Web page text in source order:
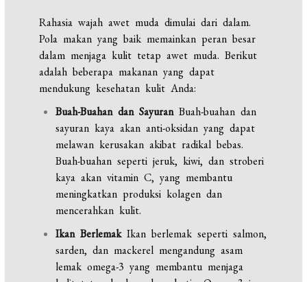
Rahasia wajah awet muda dimulai dari dalam.
Pola makan yang baik memainkan peran besar
dalam menjaga kulit tetap awet muda. Berikut
adalah beberapa makanan yang dapat
mendukung kesehatan kulit Anda:
Buah-Buahan dan SayuranBuah-buahan dan
sayuran kaya akan anti-oksidan yang dapat
melawan kerusakan akibat radikal bebas.
Buah-buahan seperti jeruk, kiwi, dan stroberi
kaya akan vitamin C, yang membantu
meningkatkan produksi kolagen dan
mencerahkan kulit.
Ikan BerlemakIkan berlemak seperti salmon,
sarden, dan mackerel mengandung asam
lemak omega-3 yang membantu menjaga